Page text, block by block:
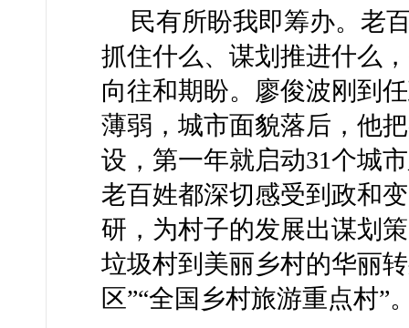
民有所盼我即筹办。老
抓住什么、谋划推进什么
向往和期盼。廖俊波刚到
薄弱，城市面貌落后，他
设，第一年就启动31个城
老百姓都深切感受到政和
研，为村子的发展出谋划
垃圾村到美丽乡村的华丽
区”“全国乡村旅游重点村”